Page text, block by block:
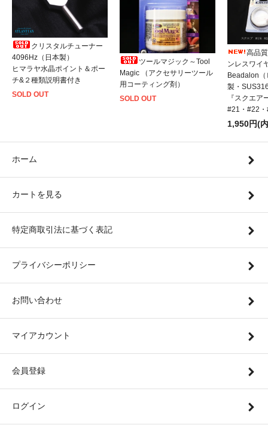
クリスタルチューナー
4096Hz（日本製）
ヒマラヤ水晶ポイント＆ポー
チ&２種類説明書付き
SOLD OUT
ツールマジック～Tool
Magic （アクセサリーツール
用コーティング剤）
SOLD OUT
高品
ンレスワイ
Beadalon
製・
『スクエ
#21・#22
1,950円(
ホーム
カートを見る
特定商取引法に基づく表記
プライバシーポリシー
お問い合わせ
マイアカウント
会員登録
ログイン